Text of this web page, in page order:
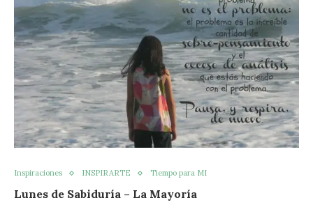
Inspiraciones INSPIRARTE Tiempo para MI
Lunes de Sabiduría – La Mayoría